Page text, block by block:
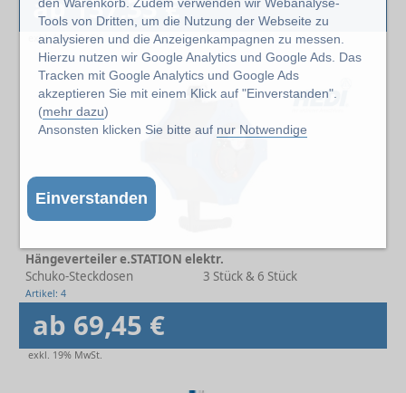
den Warenkorb. Zudem verwenden wir Webanalyse-
Tools von Dritten, um die Nutzung der Webseite zu
analysieren und die Anzeigenkampagnen zu messen.
Hierzu nutzen wir Google Analytics und Google Ads. Das
Tracken mit Google Analytics und Google Ads
akzeptieren Sie mit einem Klick auf "Einverstanden".
(mehr dazu)
Ansonsten klicken Sie bitte auf nur Notwendige
Einverstanden
ab 137,33 €
exkl. 19% MwSt.
Hängeverteiler e.STATION elektr.
Schuko-Steckdosen
3 Stück & 6 Stück
Artikel: 4
ab 69,45 €
exkl. 19% MwSt.